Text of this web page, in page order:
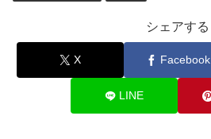
シェアする
X Facebook
LINE